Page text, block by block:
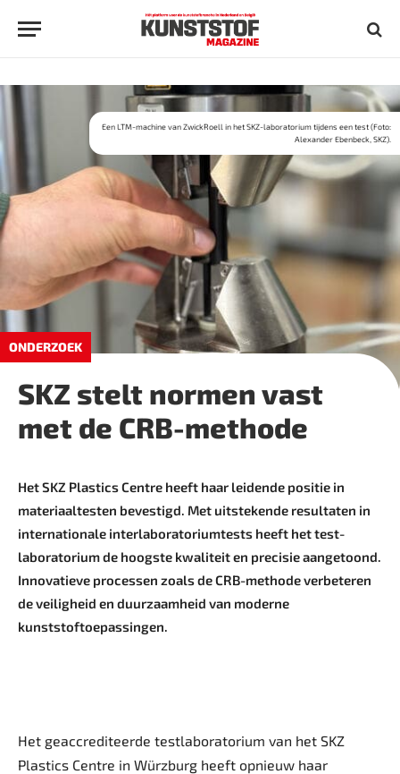
ONDERZOEK
Een LTM-machine van ZwickRoell in het SKZ-laboratorium tijdens een test (Foto:
Alexander Ebenbeck, SKZ).
SKZ stelt normen vast
met de CRB-methode
Het SKZ Plastics Centre heeft haar leidende positie in
materiaaltesten bevestigd. Met uitstekende ­resultaten in
internationale interlaboratoriumtests heeft het test­
laboratorium de hoogste kwaliteit en precisie aangetoond.
Innovatieve processen zoals de CRB-methode verbeteren
de veiligheid en duurzaamheid van moderne
kunststoftoepassingen.
Het geaccrediteerde testlaboratorium van het SKZ
Plastics Centre in Würzburg heeft opnieuw haar